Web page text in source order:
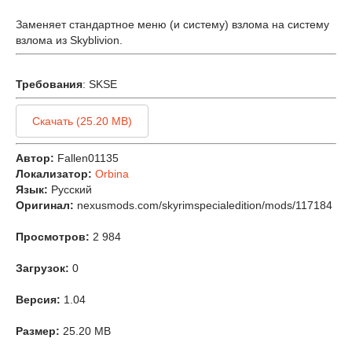
Заменяет стандартное меню (и систему) взлома на систему
взлома из Skyblivion.
Требования: SKSE
Скачать (25.20 MB)
Автор: Fallen01135
Локализатор: Orbina
Язык: Русский
Оригинал: nexusmods.com/skyrimspecialedition/mods/117184
Просмотров: 2 984
Загрузок: 0
Версия: 1.04
Размер: 25.20 MB